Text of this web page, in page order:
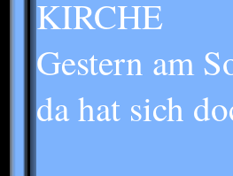
KIRCHE
Gestern am
da hat sich